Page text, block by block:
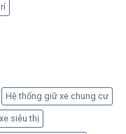
Hệ thống giữ xe chung cư
siêu thị